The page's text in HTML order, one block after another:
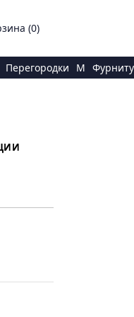
(0)
Перегородки M